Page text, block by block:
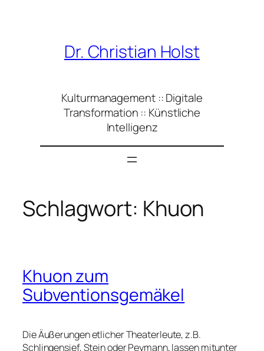
Dr. Christian Holst
Kulturmanagement :: Digitale
Transformation :: Künstliche
Intelligenz
Schlagwort: Khuon
Khuon zum
Subventionsgemäkel
Die Äußerungen etlicher Theaterleute, z.B.
Schlingensief, Stein oder Peymann, lassen mitunter